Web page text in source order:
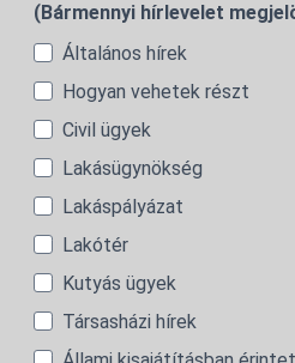
(Bármennyi hírlevelet
Általános hírek
Hogyan vehetek részt
Civil ügyek
Lakásügynökség
Lakáspályázat
Lakótér
Kutyás ügyek
Társasházi hírek